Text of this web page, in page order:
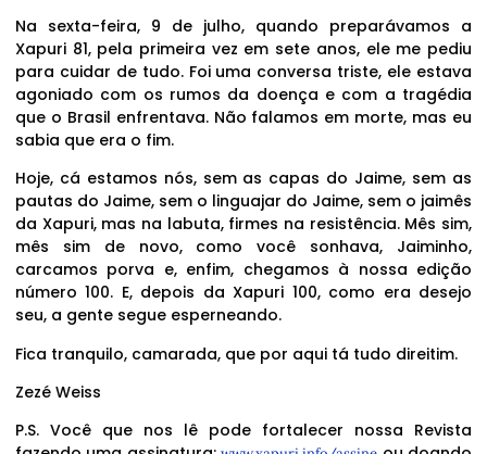
Na sexta-feira, 9 de julho, quando preparávamos a
Xapuri 81, pela primeira vez em sete anos, ele me pediu
para cuidar de tudo. Foi uma conversa triste, ele estava
agoniado com os rumos da doença e com a tragédia
que o Brasil enfrentava. Não falamos em morte, mas eu
sabia que era o fim.
Hoje, cá estamos nós, sem as capas do Jaime, sem as
pautas do Jaime, sem o linguajar do Jaime, sem o jaimês
da Xapuri, mas na labuta, firmes na resistência. Mês sim,
mês sim de novo, como você sonhava, Jaiminho,
carcamos porva e, enfim, chegamos à nossa edição
número 100. E, depois da Xapuri 100, como era desejo
seu, a gente segue esperneando.
Fica tranquilo, camarada, que por aqui tá tudo direitim.
Zezé Weiss
P.S. Você que nos lê pode fortalecer nossa Revista